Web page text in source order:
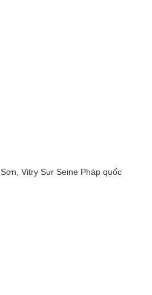
Vitry Sur Seine Pháp quốc